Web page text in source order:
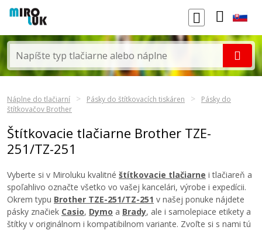
Náplne do tlačiarní Pásky do štítkovacích tiskáren
Pásky do
štítkovačov Brother
Štítkovacie tlačiarne Brother TZE-
251/TZ-251
Vyberte si v Miroluku kvalitné štítkovacie tlačiarne i tlačiareň a
spoľahlivo označte všetko vo vašej kancelári, výrobe i expedícii.
Okrem typu Brother TZE-251/TZ-251 v našej ponuke nájdete
pásky značiek Casio, Dymo a Brady, ale i samolepiace etikety a
štítky v originálnom i kompatibilnom variante. Zvoľte si s nami tú